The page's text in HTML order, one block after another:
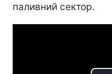
паливний сектор.